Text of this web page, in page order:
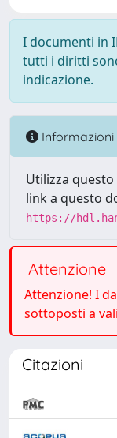
I documenti in
tutti i diritti
indicazione.
Informazioni
Utilizza
link a questo
https://
Attenzione
Attenzione! I
sottoposti a
Citazioni